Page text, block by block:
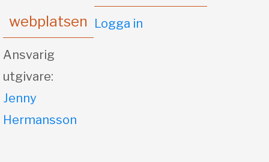
webplatsen
Ansvarig
utgivare:
Jenny
Hermansson
Logga in